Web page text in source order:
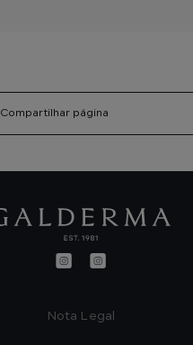
Compartilhar página
Nota Legal